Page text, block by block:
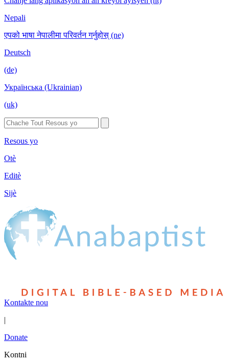
Nepali
एपको भाषा नेपालीमा परिवर्तन गर्नुहोस् (ne)
Deutsch
(de)
Українська (Ukrainian)
(uk)
Resous yo
Otè
Editè
Sijè
Kontakte nou
|
Donate
Kontni